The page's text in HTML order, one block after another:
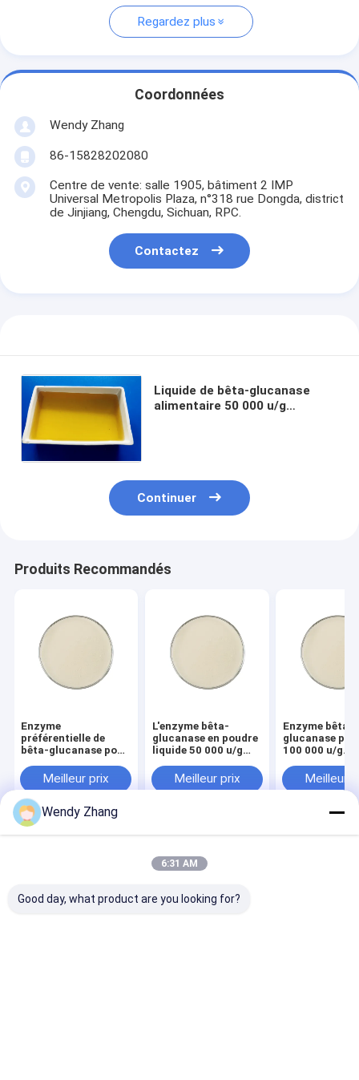
Regardez plus
Coordonnées
Wendy Zhang
86-15828202080
Centre de vente: salle 1905, bâtiment 2 IMP
Universal Metropolis Plaza, n°318 rue Dongda, district
de Jinjiang, Chengdu, Sichuan, RPC.
Contactez
Liquide de bêta-glucanase
alimentaire 50 000 u/g
Continuer
Produits Recommandés
Enzyme
préférentielle de
bêta-glucanase pour
bétail Améliorer les
performances de
production
Meilleur prix
L'enzyme bêta-
glucanase en poudre
liquide 50 000 u/g
performances de
production du bétail
Meilleur prix
Enzyme bêta-
glucanase
100 000 u/g
digestibilité
nutriments
Meilleur
Aperçu
Au sujet de
Contactez-
Desktop
Plan du site
Privacy Policy
Mianyang Habio Bioengineering Co., Ltd.. All Rights Reserved.
Wendy Zhang
6:31 AM
Good day, what product are you looking for?